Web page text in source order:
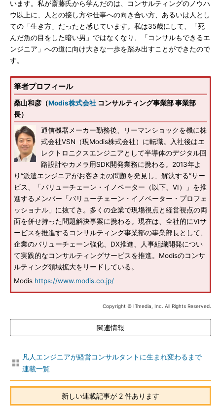
います。私が斎藤氏から学んだのは、コンサルティングのノウハ
ウ以上に、人との接し方や仕事への向き合い方、あるいは人とし
ての「生き方」だったと感じています。私は35歳にして、「死
んだ魚の目をした暗い男」ではなくなり、「コンサルもできるエ
ンジニア」への道に向け大きな一歩を踏み出すことができたので
す。
筆者プロフィール
桑山和彦（Modis株式会社 コンサルティング事業部 事業部
長）
通信機器メーカー勤務後、リーマンショックを機に株
式会社VSN（現Modis株式会社）に転職。入社後はエ
レクトロニクスエンジニアとして半導体のデジタル回
路設計やカメラ用SDK開発業務に携わる。2013年よ
り“派遣エンジニアがお客さまの問題を発見し、解決する”サー
ビス、「バリューチェーン・イノベーター（以下、VI）」を推
進するメンバー「バリューチェーン・イノベーター・プロフェ
ッショナル」に抜てき。多くの企業で現場視点と経営視点の両
面を併せ持った問題解決事案に携わる。現在は、全社的にVIサ
ービスを推進するコンサルティング事業部の事業部長として、
企業のバリューチェーン強化、DX推進、人事組織開発につい
て実践的なコンサルティングサービスを推進。Modisのコンサ
ルティング領域拡大をリードしている。
Modis https://www.modis.co.jp/
Copyright © ITmedia, Inc. All Rights Reserved.
関連情報
凡人エンジニアが経営コンサルタントに生まれ変わるまで
連載一覧
新しい連載記事が 2 件あります